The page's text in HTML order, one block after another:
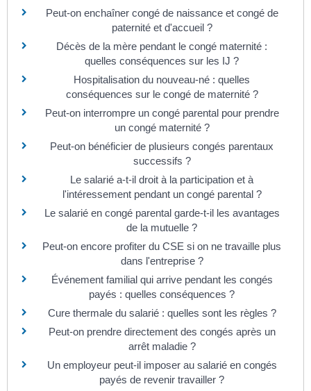
Peut-on enchaîner congé de naissance et congé de
paternité et d'accueil ?
Décès de la mère pendant le congé maternité :
quelles conséquences sur les IJ ?
Hospitalisation du nouveau-né : quelles
conséquences sur le congé de maternité ?
Peut-on interrompre un congé parental pour prendre
un congé maternité ?
Peut-on bénéficier de plusieurs congés parentaux
successifs ?
Le salarié a-t-il droit à la participation et à
l'intéressement pendant un congé parental ?
Le salarié en congé parental garde-t-il les avantages
de la mutuelle ?
Peut-on encore profiter du CSE si on ne travaille plus
dans l'entreprise ?
Événement familial qui arrive pendant les congés
payés : quelles conséquences ?
Cure thermale du salarié : quelles sont les règles ?
Peut-on prendre directement des congés après un
arrêt maladie ?
Un employeur peut-il imposer au salarié en congés
payés de revenir travailler ?